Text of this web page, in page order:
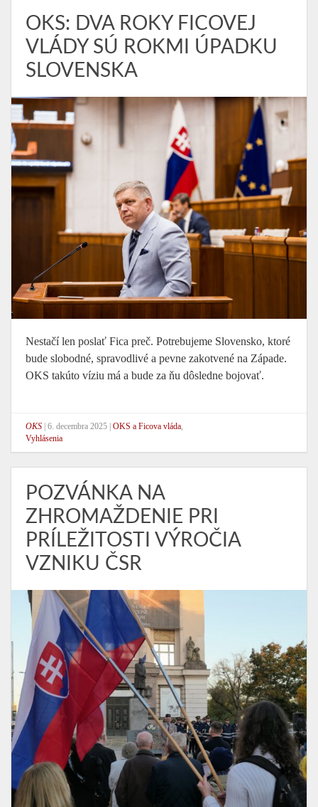
OKS: DVA ROKY FICOVEJ
VLÁDY SÚ ROKMI ÚPADKU
SLOVENSKA
Nestačí len poslať Fica preč. Potrebujeme Slovensko, ktoré
bude slobodné, spravodlivé a pevne zakotvené na Západe.
OKS takúto víziu má a bude za ňu dôsledne bojovať.
OKS 6. decembra 2025 OKS a Ficova vláda,
Vyhlásenia
POZVÁNKA NA
ZHROMAŽDENIE PRI
PRÍLEŽITOSTI VÝROČIA
VZNIKU ČSR